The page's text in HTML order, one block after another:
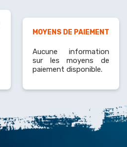
MOYENS DE PAIEMENT
Aucune information
sur les moyens de
paiement disponible.